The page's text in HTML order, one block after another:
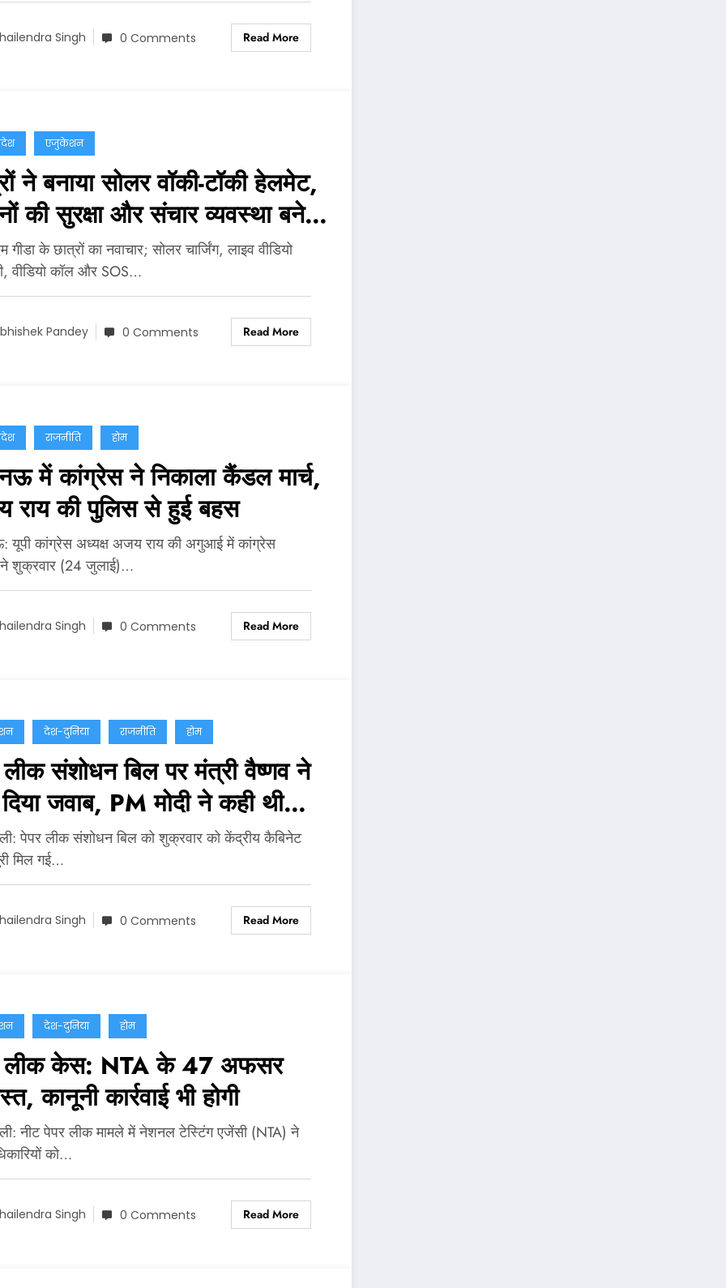
Singh 0 Comments Read More
एजुकेशन
ने बनाया सोलर वॉकी-टॉकी हेलमेट,
की सुरक्षा और संचार व्यवस्था बनेगी
गीडा के छात्रों का नवाचार; सोलर चार्जिंग, लाइव वीडियो
वीडियो कॉल और SOS…
Pandey 0 Comments Read More
राजनीति होम
में कांग्रेस ने निकाला कैंडल मार्च,
राय की पुलिस से हुई बहस
कांग्रेस अध्यक्ष अजय राय की अगुआई में कांग्रेस
शुक्रवार (24 जुलाई)…
Singh 0 Comments Read More
देश-दुनिया राजनीति होम
संशोधन बिल पर मंत्री वैष्णव ने
जवाब, PM मोदी ने कही थी
कानून लाने की बात
पेपर लीक संशोधन बिल को शुक्रवार को केंद्रीय कैबिनेट
मिल गई…
Singh 0 Comments Read More
देश-दुनिया होम
लीक केस: NTA के 47 अफसर
कानूनी कार्रवाई भी होगी
नीट पेपर लीक मामले में नेशनल टेस्टिंग एजेंसी (NTA) ने
को…
Singh 0 Comments Read More